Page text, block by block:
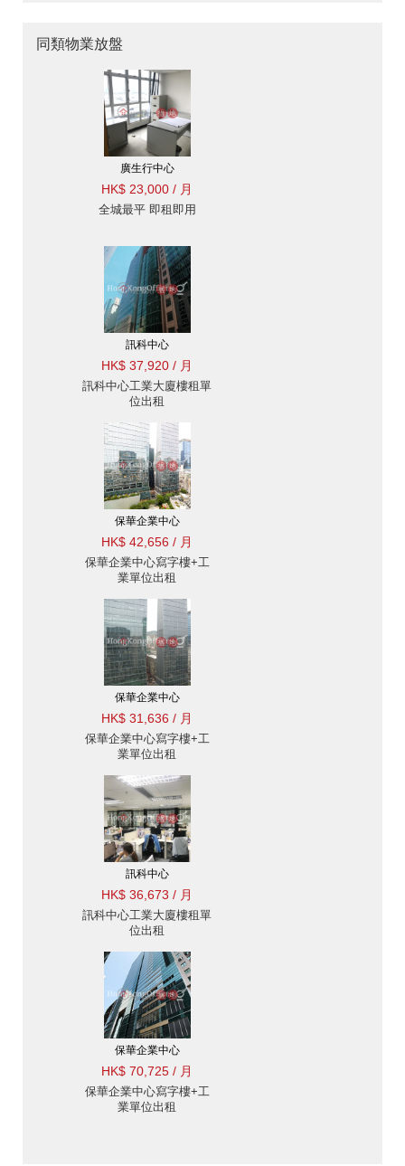
同類物業放盤
廣生行中心
HK$ 23,000 / 月
全城最平 即租即用
訊科中心
HK$ 37,920 / 月
訊科中心工業大廈樓租單
位出租
保華企業中心
HK$ 42,656 / 月
保華企業中心寫字樓+工
業單位出租
保華企業中心
HK$ 31,636 / 月
保華企業中心寫字樓+工
業單位出租
訊科中心
HK$ 36,673 / 月
訊科中心工業大廈樓租單
位出租
保華企業中心
HK$ 70,725 / 月
保華企業中心寫字樓+工
業單位出租